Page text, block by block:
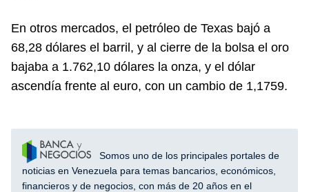
En otros mercados, el petróleo de Texas bajó a
68,28 dólares el barril, y al cierre de la bolsa el oro
bajaba a 1.762,10 dólares la onza, y el dólar
ascendía frente al euro, con un cambio de 1,1759.
Somos uno de los principales portales de
noticias en Venezuela para temas bancarios, económicos,
financieros y de negocios, con más de 20 años en el